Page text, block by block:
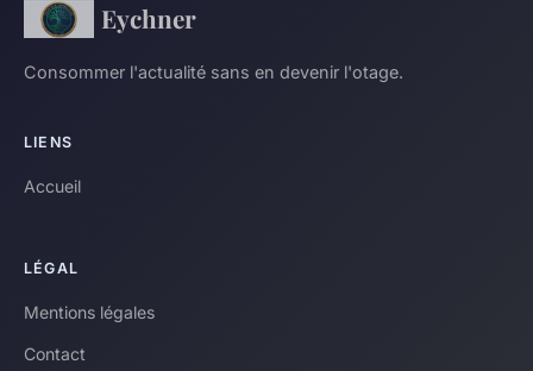
Eychner
Consommer l'actualité sans en devenir l'otage.
LIENS
Accueil
LÉGAL
Mentions légales
Contact